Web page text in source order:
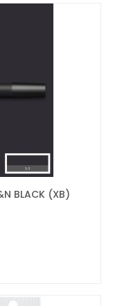
BLACK (XB)